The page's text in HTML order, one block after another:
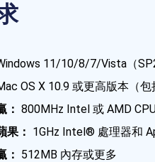
11/10/8/7/Vista（
OS X 10.9 或更高版本（包
： 800MHz Intel 或 AMD
果： 1GHz Intel® 處理器和
： 512MB 內存或更多